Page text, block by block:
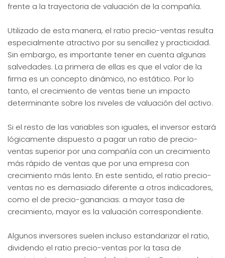
frente a la trayectoria de valuación de la compañía.
Utilizado de esta manera, el ratio precio-ventas resulta
especialmente atractivo por su sencillez y practicidad.
Sin embargo, es importante tener en cuenta algunas
salvedades. La primera de ellas es que el valor de la
firma es un concepto dinámico, no estático. Por lo
tanto, el crecimiento de ventas tiene un impacto
determinante sobre los niveles de valuación del activo.
Si el resto de las variables son iguales, el inversor estará
lógicamente dispuesto a pagar un ratio de precio-
ventas superior por una compañía con un crecimiento
más rápido de ventas que por una empresa con
crecimiento más lento. En este sentido, el ratio precio-
ventas no es demasiado diferente a otros indicadores,
como el de precio-ganancias: a mayor tasa de
crecimiento, mayor es la valuación correspondiente.
Algunos inversores suelen incluso estandarizar el ratio,
dividendo el ratio precio-ventas por la tasa de